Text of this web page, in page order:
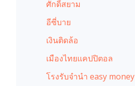
ศักดิ์สยาม
อีซี่บาย
เงินติดล้อ
เมืองไทยแคปปิตอล
โรงรับจํานํา easy money